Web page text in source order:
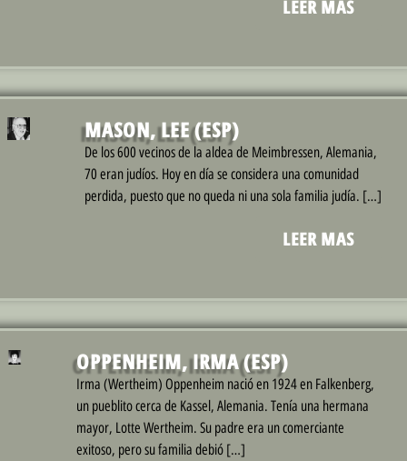
LEER MAS
MASON, LEE (ESP)
De los 600 vecinos de la aldea de Meimbressen, Alemania,
70 eran judíos. Hoy en día se considera una comunidad
perdida, puesto que no queda ni una sola familia judía. […]
LEER MAS
OPPENHEIM, IRMA (ESP)
Irma (Wertheim) Oppenheim nació en 1924 en Falkenberg,
un pueblito cerca de Kassel, Alemania. Tenía una hermana
mayor, Lotte Wertheim. Su padre era un comerciante
exitoso, pero su familia debió […]